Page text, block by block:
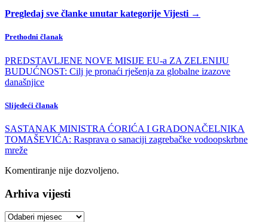
Pregledaj sve članke unutar kategorije Vijesti →
Prethodni članak
PREDSTAVLJENE NOVE MISIJE EU-a ZA ZELENIJU
BUDUĆNOST: Cilj je pronaći rješenja za globalne izazove
današnjice
Slijedeći članak
SASTANAK MINISTRA ĆORIĆA I GRADONAČELNIKA
TOMAŠEVIĆA: Rasprava o sanaciji zagrebačke vodoopskrbne
mreže
Komentiranje nije dozvoljeno.
Arhiva vijesti
Arhiva